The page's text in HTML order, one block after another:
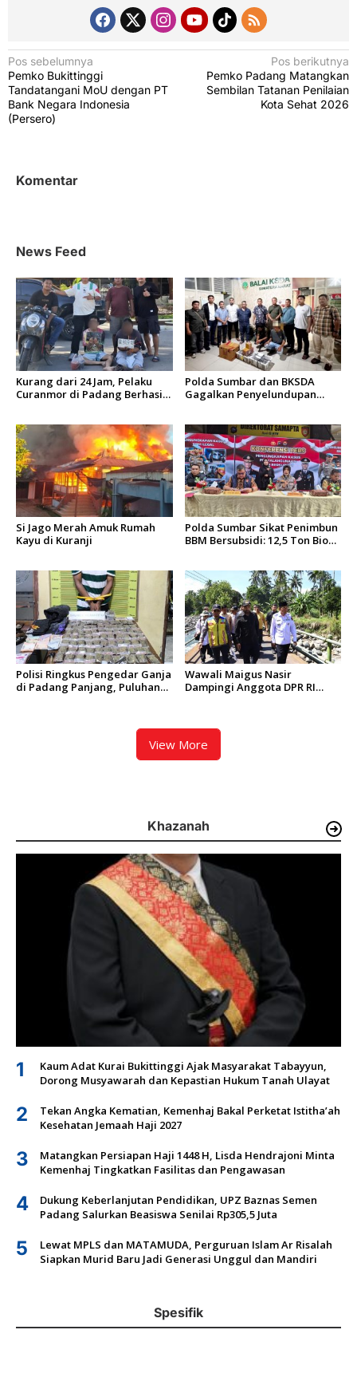
N
a
v
i
a
p
s
Pos sebelumnya
Pemko Bukittinggi
Tandatangani MoU dengan PT
Bank Negara Indonesia
(Persero)
Pos berikutnya
Pemko Padang Matangkan
Sembilan Tatanan Penilaian
Kota Sehat 2026
Komentar
News Feed
Kurang dari 24 Jam, Pelaku
Curanmor di Padang Berhasil
Polda Sumbar dan BKSDA
Gagalkan Penyelundupan
Si Jago Merah Amuk Rumah
Kayu di Kuranji
Polda Sumbar Sikat Penimbun
BBM Bersubsidi: 12,5 Ton Bio
Polisi Ringkus Pengedar Ganja
di Padang Panjang, Puluhan
Wawali Maigus Nasir
Dampingi Anggota DPR RI
Kalawi dan Infrastruktur
Pascabanjir di Pauh
View More
Khazanah
1
Kaum Adat Kurai Bukittinggi Ajak Masyarakat Tabayyun,
Dorong Musyawarah dan Kepastian Hukum Tanah Ulayat
2
Tekan Angka Kematian, Kemenhaj Bakal Perketat Istitha’ah
Kesehatan Jemaah Haji 2027
3
Matangkan Persiapan Haji 1448 H, Lisda Hendrajoni Minta
Kemenhaj Tingkatkan Fasilitas dan Pengawasan
4
Dukung Keberlanjutan Pendidikan, UPZ Baznas Semen
Padang Salurkan Beasiswa Senilai Rp305,5 Juta
5
Lewat MPLS dan MATAMUDA, Perguruan Islam Ar Risalah
Siapkan Murid Baru Jadi Generasi Unggul dan Mandiri
Spesifik